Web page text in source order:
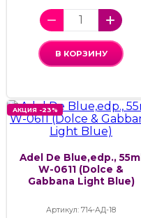
В КОРЗИНУ
АКЦИЯ -23%
Adel De Blue,edp., 55ml
W-0611 (Dolce &
Gabbana Light Blue)
Артикул: 714-АД-18